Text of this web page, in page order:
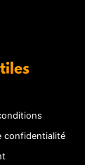
confidentialité